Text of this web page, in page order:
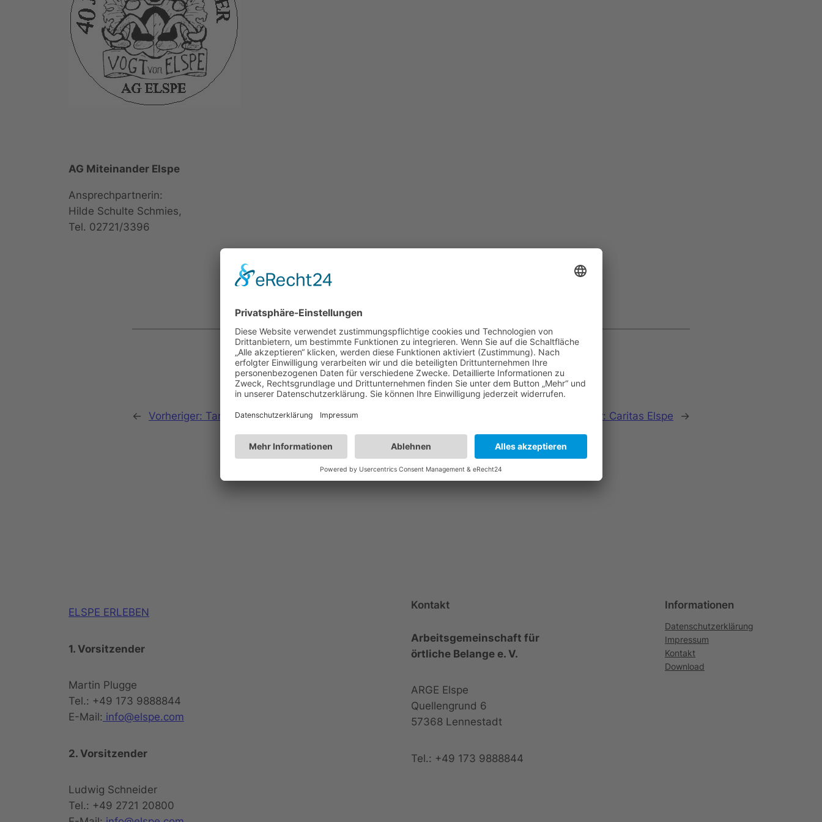
AG Miteinander Elspe
Ansprechpartnerin:
Hilde Schulte Schmies,
Tel. 02721/3396
← Vorheriger: Tambourcorps Elspe e.V. 1911 Nächster: Caritas Elspe →
ELSPE ERLEBEN
1. Vorsitzender
Martin Plugge
Tel.: +49 173 9888844
E-Mail: info@elspe.com
2. Vorsitzender
Ludwig Schneider
Tel.: +49 2721 20800
Kontakt
Arbeitsgemeinschaft für
örtliche Belange e. V.
ARGE Elspe
Quellengrund 6
57368 Lennestadt
Tel.: +49 173 9888844
Informationen
Datenschutzerklärung
Impressum
Kontakt
Download